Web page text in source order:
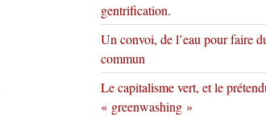
gentrification.
Un convoi, de l’eau pour faire
commun
Le capitalisme vert, et le
« greenwashing »